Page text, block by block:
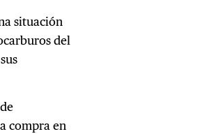
situación
del
compra en